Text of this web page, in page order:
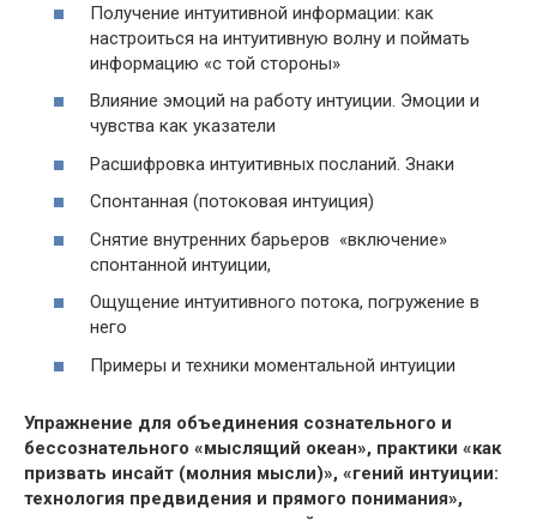
Получение интуитивной информации: как
настроиться на интуитивную волну и поймать
информацию «с той стороны»
Влияние эмоций на работу интуиции. Эмоции и
чувства как указатели
Расшифровка интуитивных посланий. Знаки
Спонтанная (потоковая интуиция)
Снятие внутренних барьеров «включение»
спонтанной интуиции,
Ощущение интуитивного потока, погружение в
него
Примеры и техники моментальной интуиции
Упражнение для объединения сознательного и
бессознательного «мыслящий океан», практики «как
призвать инсайт (молния мысли)», «гений интуиции:
технология предвидения и прямого понимания»,